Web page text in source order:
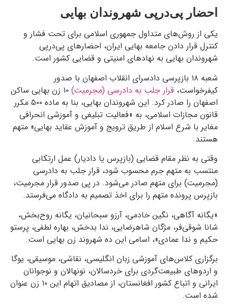
احضار پی‌در‌پی شهروندان بهایی
یکی از روش‌های متداول جمهوری اسلامی برای تحت فشار و
کنترل قرار دادن جامعه بهایی ایران، احضارهای پی‌در‌پی
شهروندان بهایی به نهادهای امنیتی و قضایی کشور است.
شعبه ۱۸ بازپرسی دادسرای انقلاب اصفهان با صدور
کیفرخواست، قرار جلب به دادرسی (مجرمیت)
۱۰ زن بهایی ساکن
اصفهان را صادر کرد. این شهروندان بهایی، بنا به ماده ۵۰۰ مکرر
قانون مجازات اسلامی، به «فعالیت تبلیغی و آموزشی انحرافی
مغایر با شرع اسلام از طریق ترویج و آموزش عقاید بهایی» متهم
هستند.
وقتی به نظر مقام قضایی (بازپرس یا دادیار) عمل ارتکابی
منتسب به متهم جرم محسوب شود، قرار جلب به دادرسی
(مجرمیت) برای متهم صادر می‌شود. در پی صدور قرار مجرمیت،
بازپرس پرونده متهم را برای اخذ تصمیم به دادگاه می‌فرستد.
«یگانه آگاهی، نگین خادمی، آرزو سبحانیان، یگانه روح‌بخش،
شانا شوقی‌فر، مژگان شاهرضایی، ندا بدخش، بهاره لطفی، پرستو
حکیم و ندا عمادی»، اسامی این ده شهروند زن بهایی است.
برگزاری کلاس‌های آموزشی زبان انگلیسی، نقاشی، موسیقی، یوگا
و اردوهای طبیعت‌‌گردی برای خردسالان، نونهالان و نوجوانان
ایرانی و اتباع کشور افغانستان، از مصادیق اتهام این ۱۰ زن عنوان
شده است.